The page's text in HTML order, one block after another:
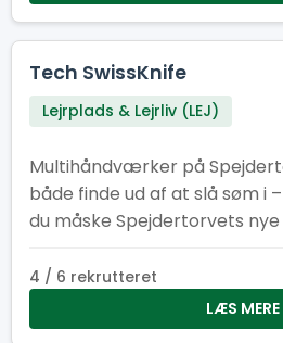
Tech SwissKnife
Lejrplads & Lejrliv (LEJ)
Multihåndværker på
både finde ud af at slå søm i
du måske Spejdertorvets
lyst til at bruge den? Vi søger
altmulig‑helt til Spejdertorvet.” 3. “Er du typen der
elsker duften af savsmuld
4 / 6 rekrutteret
LÆS MERE